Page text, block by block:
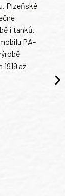
Plzeňské
i tanků.
PA-
až